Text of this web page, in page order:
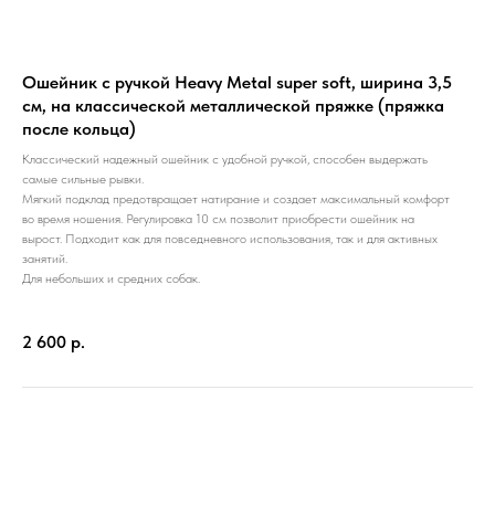
Ошейник с ручкой Heavy Metal super soft, ширина 3,5
см, на классической металлической пряжке (пряжка
после кольца)
Классический надежный ошейник с удобной ручкой, способен выдержать
самые сильные рывки.
Мягкий подклад предотвращает натирание и создает максимальный комфорт
во время ношения. Регулировка 10 см позволит приобрести ошейник на
вырост. Подходит как для повседневного использования, так и для активных
занятий.
Для небольших и средних собак.
2 600 р.